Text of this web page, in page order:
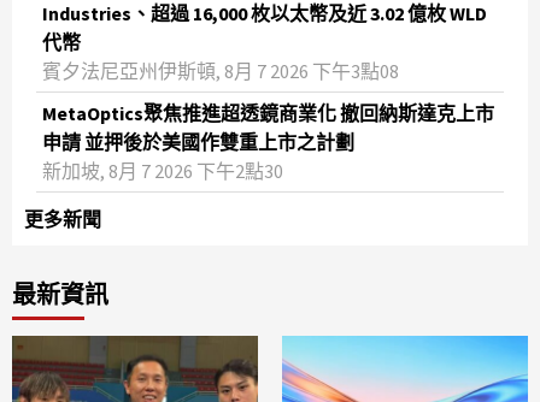
Industries、超過 16,000 枚以太幣及近 3.02 億枚 WLD
代幣
賓夕法尼亞州伊斯頓, 8月 7 2026 下午3點08
MetaOptics聚焦推進超透鏡商業化 撤回納斯達克上市
申請 並押後於美國作雙重上市之計劃
新加坡, 8月 7 2026 下午2點30
更多新聞
最新資訊